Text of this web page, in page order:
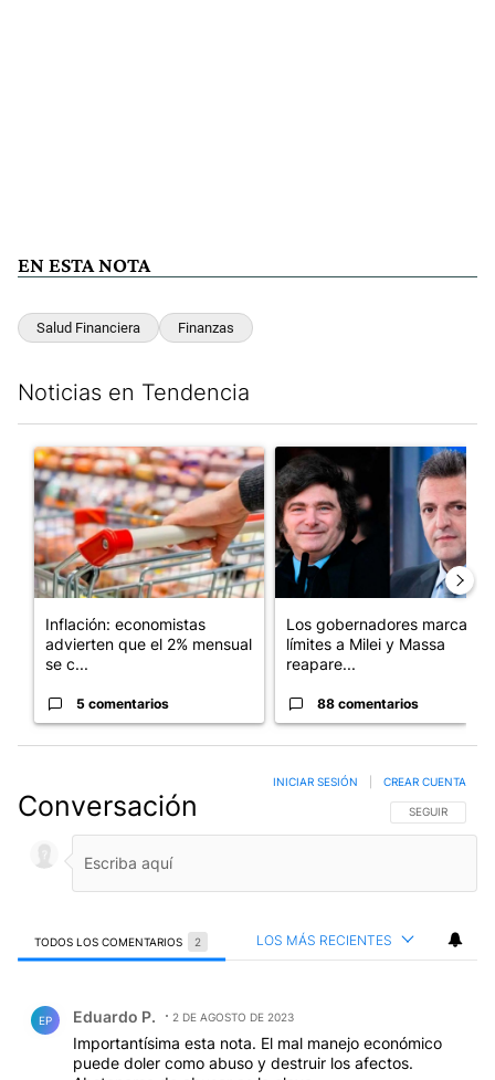
EN ESTA NOTA
Salud Financiera Finanzas
Noticias en Tendencia
Un artículo de tendencia con el título "Inflación: economistas
Inflación: economistas
advierten que el 2% mensual
se c...
5 comentarios
Un artículo de tendencia
Los gobernadores marcan
límites a Milei y Massa
reapare...
88 comentarios
Conversación SIGA ESTA
SEGUIR
INICIAR SESIÓN CREAR CUENTA
TODOS LOS COMENTARIOS 2 LOS MÁS RECIENTES
EP Eduardo P. 2 DE AGOSTO DE 2023
Importantísima esta nota. El mal manejo económico
puede doler como abuso y destruir los afectos.